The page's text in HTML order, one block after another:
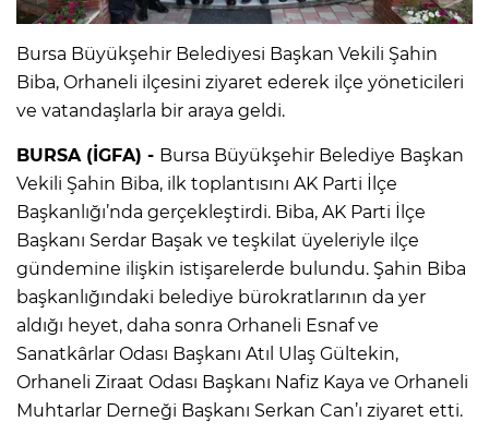
Bursa Büyükşehir Belediyesi Başkan Vekili Şahin
Biba, Orhaneli ilçesini ziyaret ederek ilçe yöneticileri
ve vatandaşlarla bir araya geldi.
BURSA (İGFA) - Bursa Büyükşehir Belediye Başkan
Vekili Şahin Biba, ilk toplantısını AK Parti İlçe
Başkanlığı’nda gerçekleştirdi. Biba, AK Parti İlçe
Başkanı Serdar Başak ve teşkilat üyeleriyle ilçe
gündemine ilişkin istişarelerde bulundu. Şahin Biba
başkanlığındaki belediye bürokratlarının da yer
aldığı heyet, daha sonra Orhaneli Esnaf ve
Sanatkârlar Odası Başkanı Atıl Ulaş Gültekin,
Orhaneli Ziraat Odası Başkanı Nafiz Kaya ve Orhaneli
Muhtarlar Derneği Başkanı Serkan Can’ı ziyaret etti.